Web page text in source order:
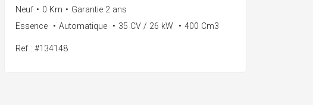
Neuf • 0 Km • Garantie 2 ans
Essence
• Automatique • 35 CV / 26 kW • 400 Cm3
Ref : #134148